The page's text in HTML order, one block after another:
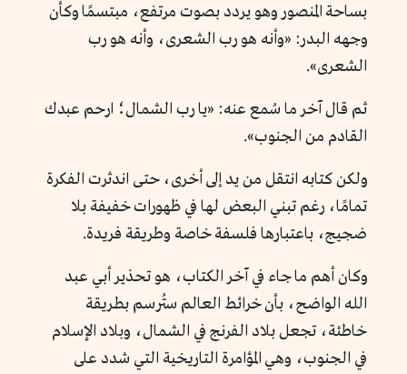
بساحة المنصور وهو يردد بصوت مرتفع، مبتسمًا وكأن
وجهه البدر: «وأنه هو رب الشعرى، وأنه هو رب
الشعرى».
ثم قال آخر ما سُمع عنه: «يا رب الشمال؛ ارحم عبدك
القادم من الجنوب».
ولكن كتابه انتقل من يد إلى أخرى، حتى اندثرت الفكرة
تمامًا، رغم تبني البعض لها في ظهورات خفيفة بلا
ضجيج، باعتبارها فلسفة خاصة وطريقة فريدة.
وكان أهم ما جاء في آخر الكتاب، هو تحذير أبي عبد
الله الواضح، بأن خرائط العالم ستُرسم بطريقة
خاطئة، تجعل بلاد الفرنج في الشمال، وبلاد الإسلام
في الجنوب، وهي المؤامرة التاريخية التي شدد على